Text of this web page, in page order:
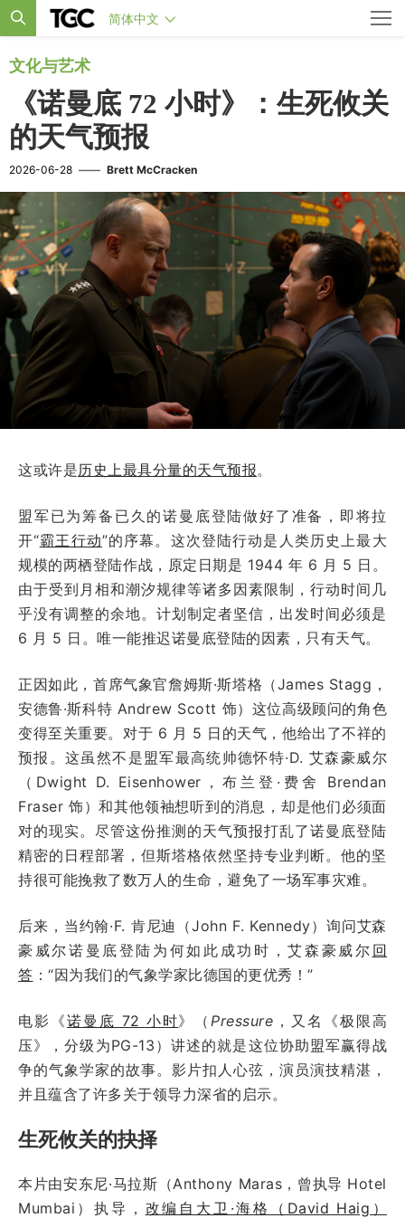
简体中文
文化与艺术
《诺曼底 72 小时》：生死攸关
的天气预报
2026-06-28 —— Brett McCracken
这或许是历史上最具分量的天气预报。
盟军已为筹备已久的诺曼底登陆做好了准备，即将拉
开“霸王行动”的序幕。这次登陆行动是人类历史上最大
规模的两栖登陆作战，原定日期是 1944 年 6 月 5 日。
由于受到月相和潮汐规律等诸多因素限制，行动时间几
乎没有调整的余地。计划制定者坚信，出发时间必须是
6 月 5 日。唯一能推迟诺曼底登陆的因素，只有天气。
正因如此，首席气象官詹姆斯·斯塔格（James Stagg，
安德鲁·斯科特 Andrew Scott 饰）这位高级顾问的角色
变得至关重要。对于 6 月 5 日的天气，他给出了不祥的
预报。这虽然不是盟军最高统帅德怀特·D. 艾森豪威尔
（Dwight D. Eisenhower，布兰登·费舍 Brendan
Fraser 饰）和其他领袖想听到的消息，却是他们必须面
对的现实。尽管这份推测的天气预报打乱了诺曼底登陆
精密的日程部署，但斯塔格依然坚持专业判断。他的坚
持很可能挽救了数万人的生命，避免了一场军事灾难。
后来，当约翰·F. 肯尼迪（John F. Kennedy）询问艾森
豪威尔诺曼底登陆为何如此成功时，艾森豪威尔 回
答 ：“因为我们的气象学家比德国的更优秀！”
电影《诺曼底 72 小时》（ Pressure ，又名《极限高
压》，分级为PG-13）讲述的就是这位协助盟军赢得战
争的气象学家的故事。影片扣人心弦，演员演技精湛，
并且蕴含了许多关于领导力深省的启示。
生死攸关的抉择
本片由安东尼·马拉斯（Anthony Maras，曾执导 Hotel
Mumbai）执导， 改编自大卫·海格（David Haig）